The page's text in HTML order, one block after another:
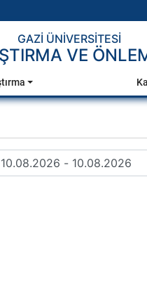
GAZİ ÜNİVERSİTESİ
VE